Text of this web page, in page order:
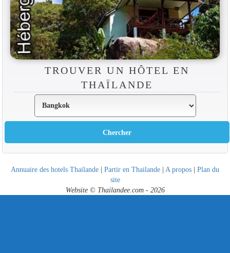
TROUVER UN HÔTEL EN
THAÏLANDE
Annuaire des hotels Thailande | Partir en Thailande | A propos | Plan du
site
Website © Thailandee.com - 2026